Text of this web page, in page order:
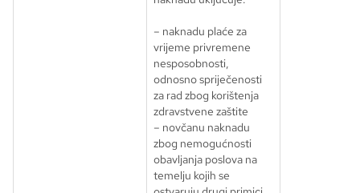
– naknadu plaće za
vrijeme privremene
nesposobnosti,
odnosno spriječenosti
za rad zbog korištenja
zdravstvene zaštite
– novčanu naknadu
zbog nemogućnosti
obavljanja poslova na
temelju kojih se